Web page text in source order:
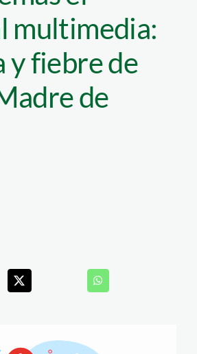
multimedia:
y fiebre de
de